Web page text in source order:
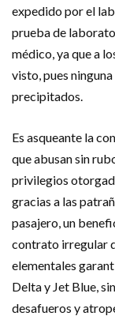
expedido por el
prueba de
médico, ya que a
visto, pues
precipitados.
Es asqueante la
que abusan sin
privilegios
gracias a las
pasajero, un
contrato irregular
elementales
Delta y Jet Blue,
desafueros y